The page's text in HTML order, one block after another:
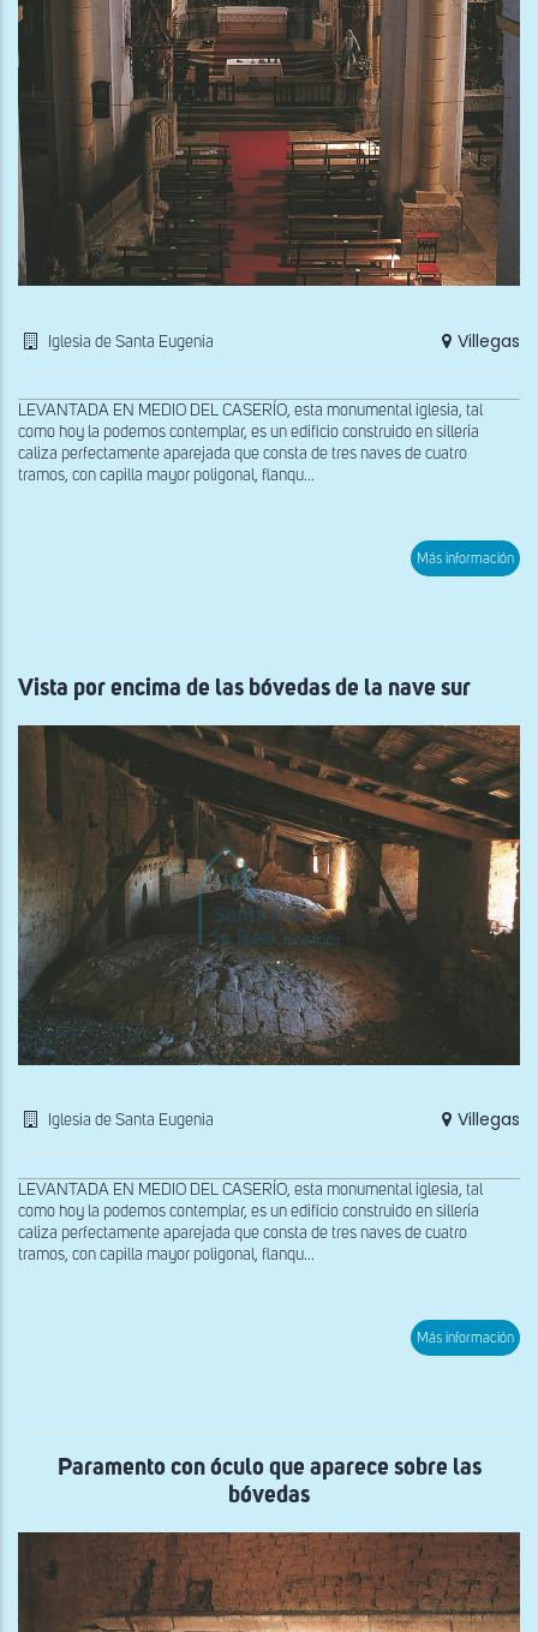
Iglesia de Santa Eugenia Villegas
LEVANTADA EN MEDIO DEL CASERÍO, esta monumental iglesia, tal
como hoy la podemos contemplar, es un edificio construido en sillería
caliza perfectamente aparejada que consta de tres naves de cuatro
tramos, con capilla mayor poligonal, flanqu...
Más información
Vista por encima de las bóvedas de la nave sur
Iglesia de Santa Eugenia Villegas
LEVANTADA EN MEDIO DEL CASERÍO, esta monumental iglesia, tal
como hoy la podemos contemplar, es un edificio construido en sillería
caliza perfectamente aparejada que consta de tres naves de cuatro
tramos, con capilla mayor poligonal, flanqu...
Más información
Paramento con óculo que aparece sobre las
bóvedas